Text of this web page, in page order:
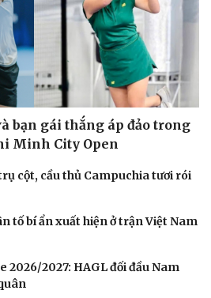
bạn gái thắng áp đảo trong
Minh City Open
cột, cầu thủ Campuchia tươi rói
tố bí ẩn xuất hiện ở trận Việt Nam
2026/2027: HAGL đối đầu Nam